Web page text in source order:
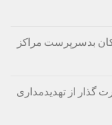
شد؛ ۲۷ درصد کودکان بدسرپرست مراکز
گذار از تهدیدمداری